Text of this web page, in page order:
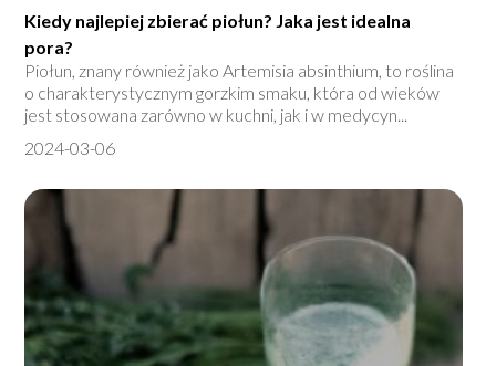
Kiedy najlepiej zbierać piołun? Jaka jest idealna
pora?
Piołun, znany również jako Artemisia absinthium, to roślina
o charakterystycznym gorzkim smaku, która od wieków
jest stosowana zarówno w kuchni, jak i w medycyn...
2024-03-06